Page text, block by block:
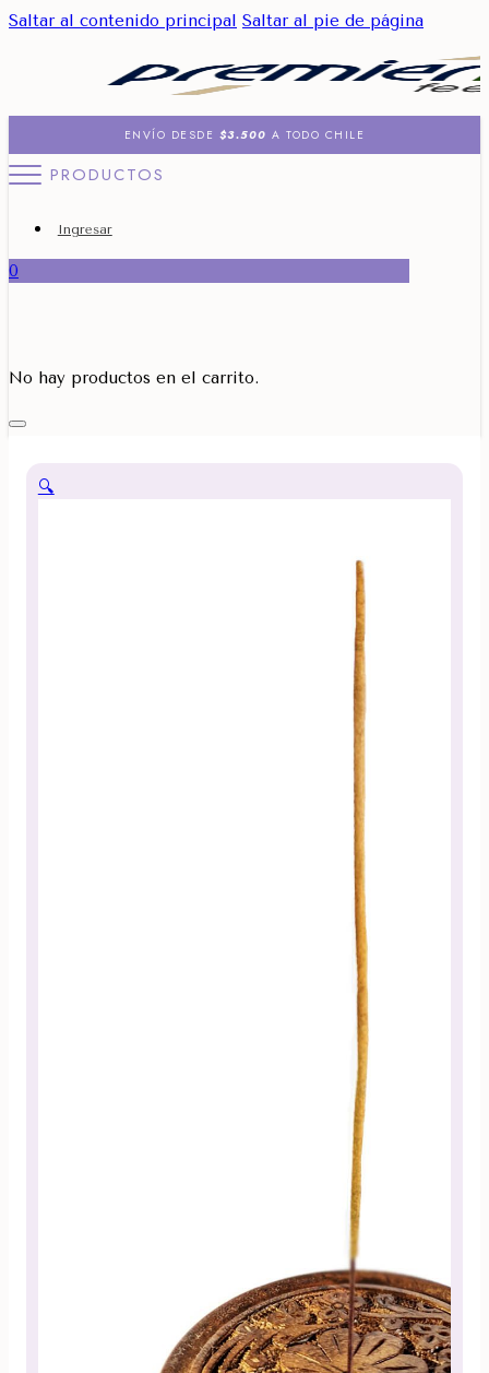
Saltar al contenido principal Saltar al pie de página
ENVÍO DESDE $3.500 A TODO CHILE
PRODUCTOS
Ingresar
0
No hay productos en el carrito.
🔍